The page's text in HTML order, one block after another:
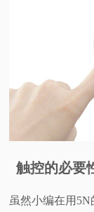
触控的必要
虽然小编在用